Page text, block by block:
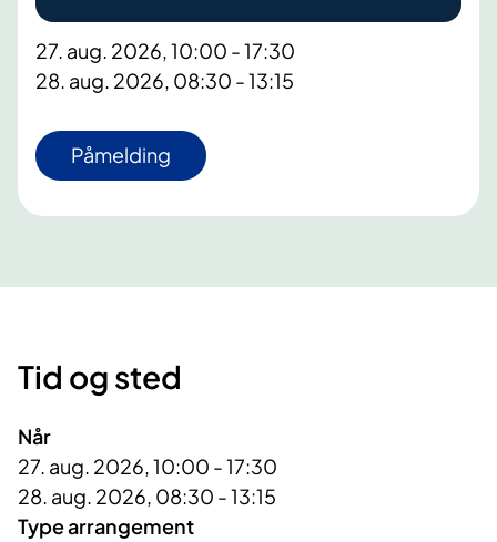
27. aug. 2026, 10:00 - 17:30
28. aug. 2026, 08:30 - 13:15
Påmelding
Tid og sted
Når
27. aug. 2026, 10:00 - 17:30
28. aug. 2026, 08:30 - 13:15
Type arrangement